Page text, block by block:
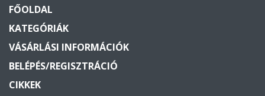
FŐOLDAL
KATEGÓRIÁK
VÁSÁRLÁSI INFORMÁCIÓK
BELÉPÉS/REGISZTRÁCIÓ
CIKKEK